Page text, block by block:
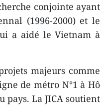
conjointe ayant
(1996-2000) et le
a aidé le Vietnam à
majeurs comme
de métro N°1 à Hô
La JICA soutient